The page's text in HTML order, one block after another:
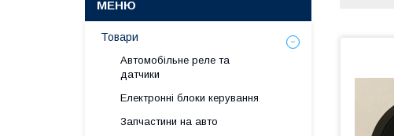
Товари
Автомобільне реле та
датчики
Електронні блоки керування
Запчастини на авто